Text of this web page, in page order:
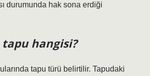
durumunda hak sona erdiği
tapu hangisi?
tapu türü belirtilir. Tapudaki